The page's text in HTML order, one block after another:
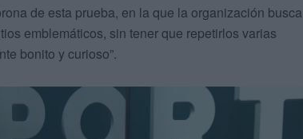
de esta prueba, en la que la organización busca
emblemáticos, sin tener que repetirlos varias
bonito y curioso”.